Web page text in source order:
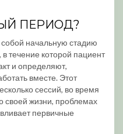
ПЕРИОД?
начальную стадию
течение которой пациент
и определяют,
вместе. Этот
сессий, во время
своей жизни, проблемах
первичные